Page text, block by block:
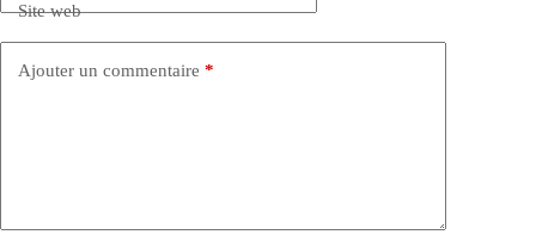
Site web
Ajouter un commentaire *